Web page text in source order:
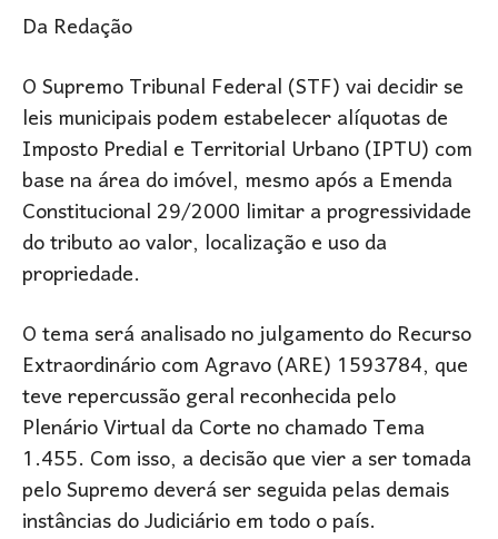
Da Redação
O Supremo Tribunal Federal (STF) vai decidir se
leis municipais podem estabelecer alíquotas de
Imposto Predial e Territorial Urbano (IPTU) com
base na área do imóvel, mesmo após a Emenda
Constitucional 29/2000 limitar a progressividade
do tributo ao valor, localização e uso da
propriedade.
O tema será analisado no julgamento do Recurso
Extraordinário com Agravo (ARE) 1593784, que
teve repercussão geral reconhecida pelo
Plenário Virtual da Corte no chamado Tema
1.455. Com isso, a decisão que vier a ser tomada
pelo Supremo deverá ser seguida pelas demais
instâncias do Judiciário em todo o país.